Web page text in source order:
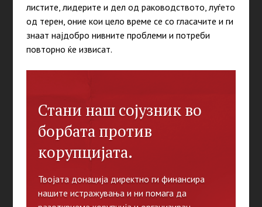
листите, лидерите и дел од раководството, луѓето
од терен, оние кои цело време се со гласачите и ги
знаат најдобро нивните проблеми и потреби
повторно ќе извисат.
Стани наш сојузник во
борбата против
корупцијата.
Твојата донација директно ги финансира
нашите истражувања и ни помага да